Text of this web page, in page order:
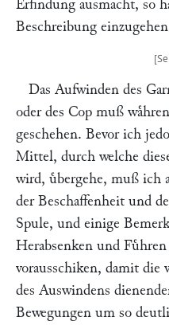
Erfindung ausmacht, so
Beschreibung
Das Aufwinden des
oder des Cop muß
geschehen. Bevor ich
Mittel, durch welche
wird, uͤbergehe, muß ich
der Beschaffenheit und
Spule, und einige
Herabsenken und Fuͤhren
vorausschiken, damit die
des Auswindens
Bewegungen um so